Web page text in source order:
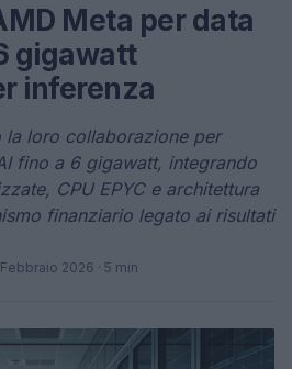
Meta per data
gigawatt
inferenza
la loro collaborazione per
fino a 6 gigawatt, integrando
CPU EPYC e architettura
finanziario legato ai risultati
2026 · 5 min